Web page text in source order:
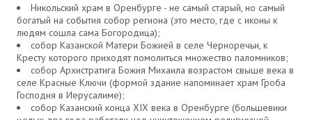
Никольский храм в Оренбурге - не самый старый, но самый
богатый на события собор региона (это место, где с иконы к
людям сошла сама Богородица);
собор Казанской Матери Божией в селе Черноречьи, к
Кресту которого приходят помолиться множество паломников;
собор Архистратига Божия Михаила возрастом свыше века в
селе Красные Ключи (формой здание напоминает храм Гроба
Господня в Иерусалиме);
собор Казанский конца XIX века в Оренбурге (большевики